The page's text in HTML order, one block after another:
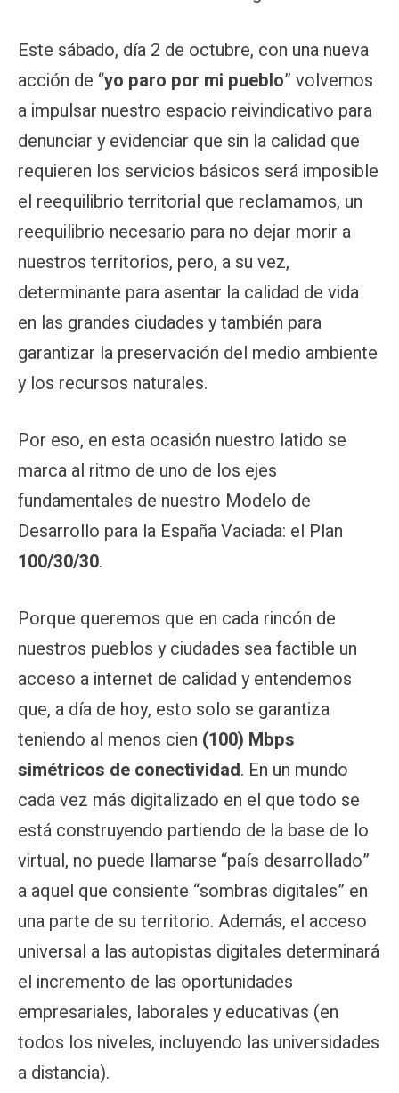
Este sábado, día 2 de octubre, con una nueva
acción de “yo paro por mi pueblo” volvemos
a impulsar nuestro espacio reivindicativo para
denunciar y evidenciar que sin la calidad que
requieren los servicios básicos será imposible
el reequilibrio territorial que reclamamos, un
reequilibrio necesario para no dejar morir a
nuestros territorios, pero, a su vez,
determinante para asentar la calidad de vida
en las grandes ciudades y también para
garantizar la preservación del medio ambiente
y los recursos naturales.
Por eso, en esta ocasión nuestro latido se
marca al ritmo de uno de los ejes
fundamentales de nuestro Modelo de
Desarrollo para la España Vaciada: el Plan
100/30/30.
Porque queremos que en cada rincón de
nuestros pueblos y ciudades sea factible un
acceso a internet de calidad y entendemos
que, a día de hoy, esto solo se garantiza
teniendo al menos cien (100) Mbps
simétricos de conectividad. En un mundo
cada vez más digitalizado en el que todo se
está construyendo partiendo de la base de lo
virtual, no puede llamarse “país desarrollado”
a aquel que consiente “sombras digitales” en
una parte de su territorio. Además, el acceso
universal a las autopistas digitales determinará
el incremento de las oportunidades
empresariales, laborales y educativas (en
todos los niveles, incluyendo las universidades
a distancia).